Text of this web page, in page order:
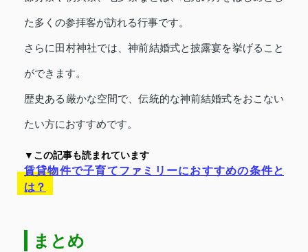
た多くの参拝客が訪れる行事です。
さらに田村神社では、神前結婚式と披露宴を挙げること
ができます。
歴史ある厳かな空間で、伝統的な神前結婚式をおこない
たい方におすすめです。
▼この記事も読まれています
賃貸物件で子育てファミリーにおすすめの条件と
は？
まとめ